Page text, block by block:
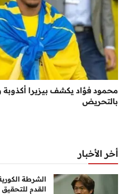
محمود فؤاد يكشف بيزيرا أكذوبة
بالتحريض
أخر الأخبار
الشرطة
القدم